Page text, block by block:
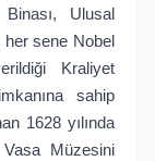
Ulusal
sene Nobel
Kraliyet
sahip
1628 yılında
Müzesini